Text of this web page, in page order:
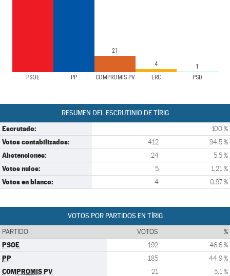
PSOE PP COMPROMIS PV ERC PSD
21
4
1
RESUMEN DEL ESCRUTINIO DE TÍRIG
Escrutado: 100 %
Votos contabilizados: 412 94,5 %
Abstenciones: 24 5,5 %
Votos nulos: 5 1,21 %
Votos en blanco: 4 0,97 %
VOTOS POR PARTIDOS EN TÍRIG
PARTIDO VOTOS %
PSOE 192 46,6 %
PP 185 44,9 %
COMPROMIS PV 21 5,1 %